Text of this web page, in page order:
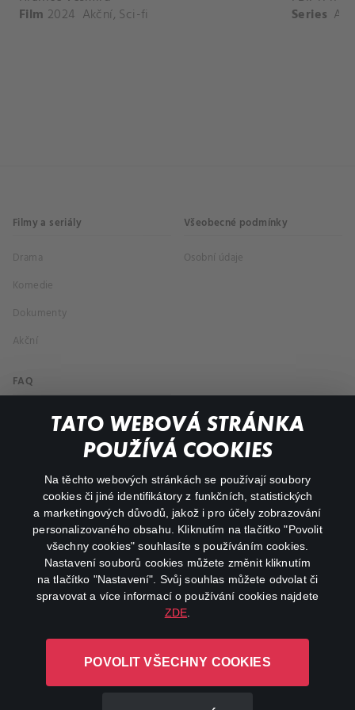
TATO WEBOVÁ STRÁNKA
POUŽÍVÁ COOKIES
Na těchto webových stránkách se používají soubory
cookies či jiné identifikátory z funkčních, statistických
a marketingových důvodů, jakož i pro účely zobrazování
personalizovaného obsahu. Kliknutím na tlačítko "Povolit
všechny cookies" souhlasíte s používáním cookies.
Nastavení souborů cookies můžete změnit kliknutím
na tlačítko "Nastavení". Svůj souhlas můžete odvolat či
spravovat a více informací o používání cookies najdete
ZDE
POVOLIT VŠECHNY COOKIES
Film 2024 Akční, Sci-fi
Series
Filmy a seriály
Drama
Komedie
Dokumenty
Akční
Všeobecné podmínky
Osobní údaje
FAQ
Můj účet
Důležité odkazy
facebookinstagram
youtube
L-1246 Luxembourg R.C.S.